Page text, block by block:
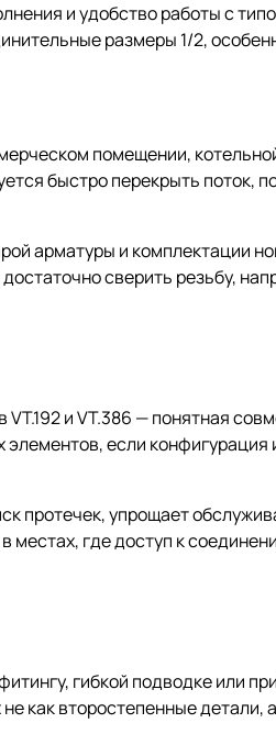
и удобство работы с
размеры 1/2,
помещении,
быстро перекрыть поток,
арматуры и комплектации
сверить резьбу,
и VT.386 — понятная
если
протечек, упрощает
где доступ к
гибкой подводке или
как второстепенные